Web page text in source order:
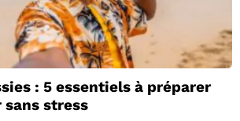
: 5 essentiels à préparer
sans stress